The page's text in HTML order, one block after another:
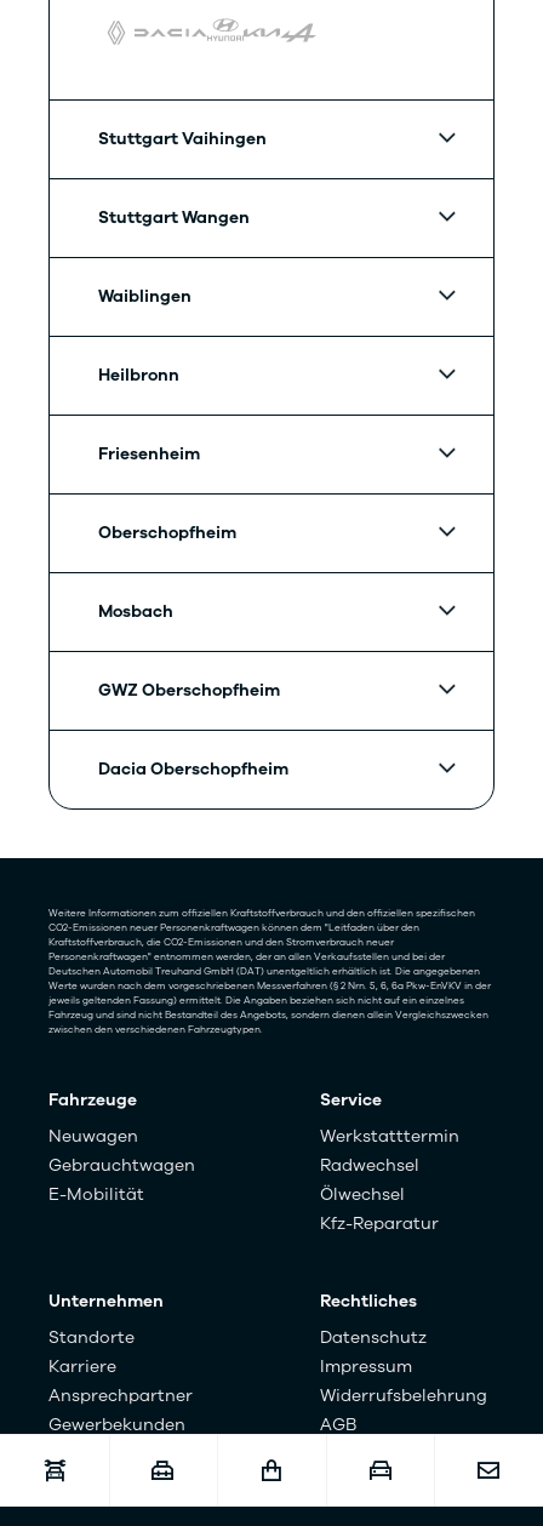
Stuttgart Vaihingen
Stuttgart Wangen
Waiblingen
Heilbronn
Friesenheim
Oberschopfheim
Mosbach
GWZ Oberschopfheim
Dacia Oberschopfheim
Weitere Informationen zum offiziellen Kraftstoffverbrauch und den offiziellen spezifischen
CO2-Emissionen neuer Personenkraftwagen können dem "Leitfaden über den
Kraftstoffverbrauch, die CO2-Emissionen und den Stromverbrauch neuer
Personenkraftwagen" entnommen werden, der an allen Verkaufsstellen und bei der
Deutschen Automobil Treuhand GmbH (DAT) unentgeltlich erhältlich ist. Die angegebenen
Werte wurden nach dem vorgeschriebenen Messverfahren (§ 2 Nrn. 5, 6, 6a Pkw-EnVKV in der
jeweils geltenden Fassung) ermittelt. Die Angaben beziehen sich nicht auf ein einzelnes
Fahrzeug und sind nicht Bestandteil des Angebots, sondern dienen allein Vergleichszwecken
zwischen den verschiedenen Fahrzeugtypen.
Fahrzeuge
Neuwagen
Gebrauchtwagen
E-Mobilität
Service
Werkstatttermin
Radwechsel
Ölwechsel
Kfz-Reparatur
Unternehmen
Standorte
Karriere
Ansprechpartner
Gewerbekunden
Rechtliches
Datenschutz
Impressum
Widerrufsbelehrung
AGB